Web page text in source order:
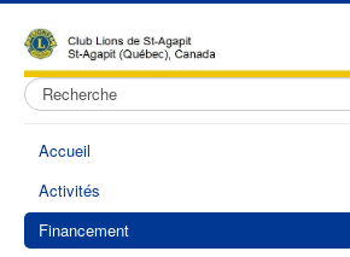
Rechercher
Accueil
Activités
Financement